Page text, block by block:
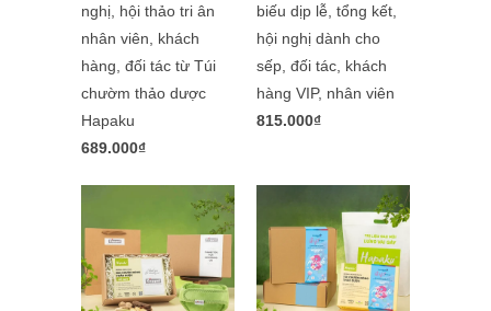
nghị, hội thảo tri ân
nhân viên, khách
hàng, đối tác từ Túi
chườm thảo dược
Hapaku
689.000₫
biếu dịp lễ, tổng kết,
hội nghị dành cho
sếp, đối tác, khách
hàng VIP, nhân viên
815.000₫